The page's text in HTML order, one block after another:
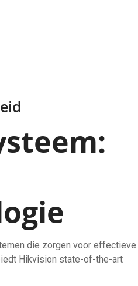
die zorgen voor effectieve
Hikvision state-of-the-art